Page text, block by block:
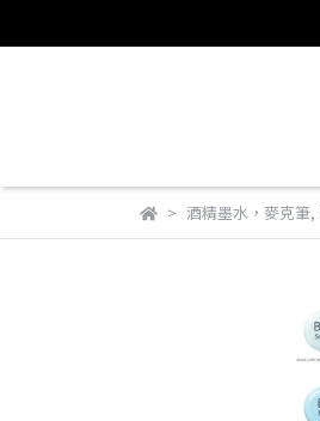
酒精墨水，麥克筆,